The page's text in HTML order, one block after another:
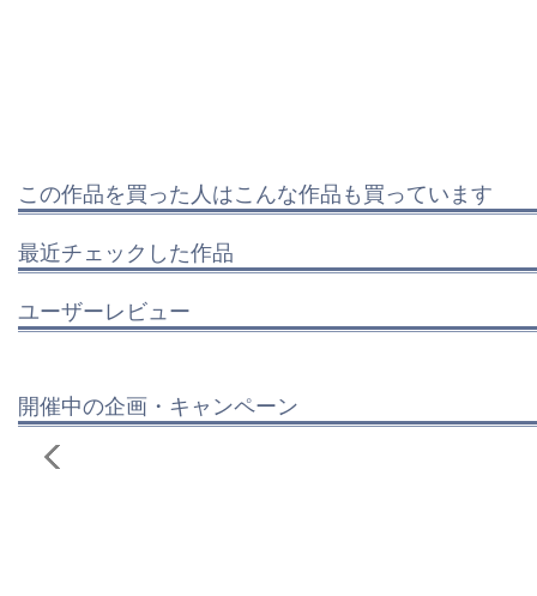
この作品を買った人はこんな作品も買っています
最近チェックした作品
ユーザーレビュー
開催中の企画・キャンペーン